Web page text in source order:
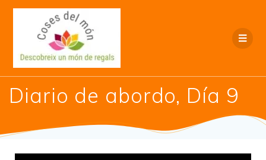
Diario de abordo, Día 9